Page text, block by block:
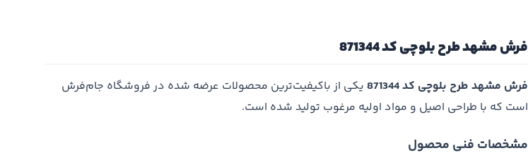
فرش مشهد طرح بلوچی کد 871344
فرش مشهد طرح بلوچی کد 871344
یکی از باکیفیت‌ترین محصولات عرضه شده در فروشگاه جام‌فرش
است که با طراحی اصیل و مواد اولیه مرغوب تولید شده است.
مشخصات فنی محصول